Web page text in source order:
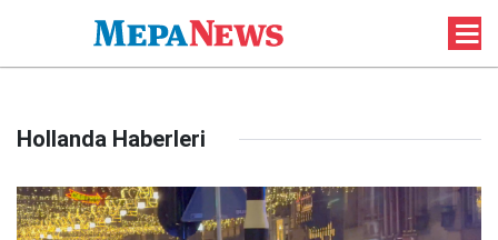
Hollanda Haberleri